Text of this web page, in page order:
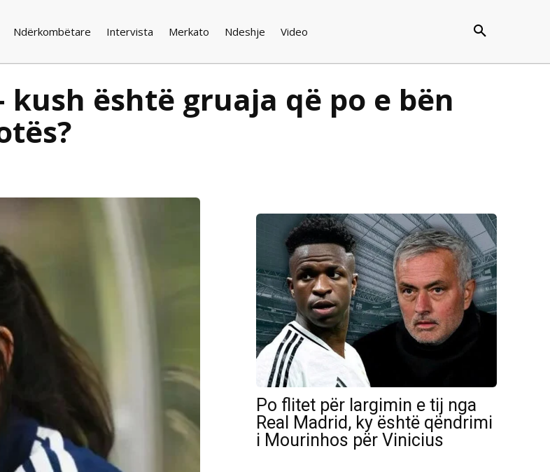
Ndërkombëtare Intervista Merkato Ndeshje Video
kush është gruaja që po e bën
Po flitet për largimin e tij nga
Real Madrid, ky është qëndrimi
i Mourinhos për Vinicius